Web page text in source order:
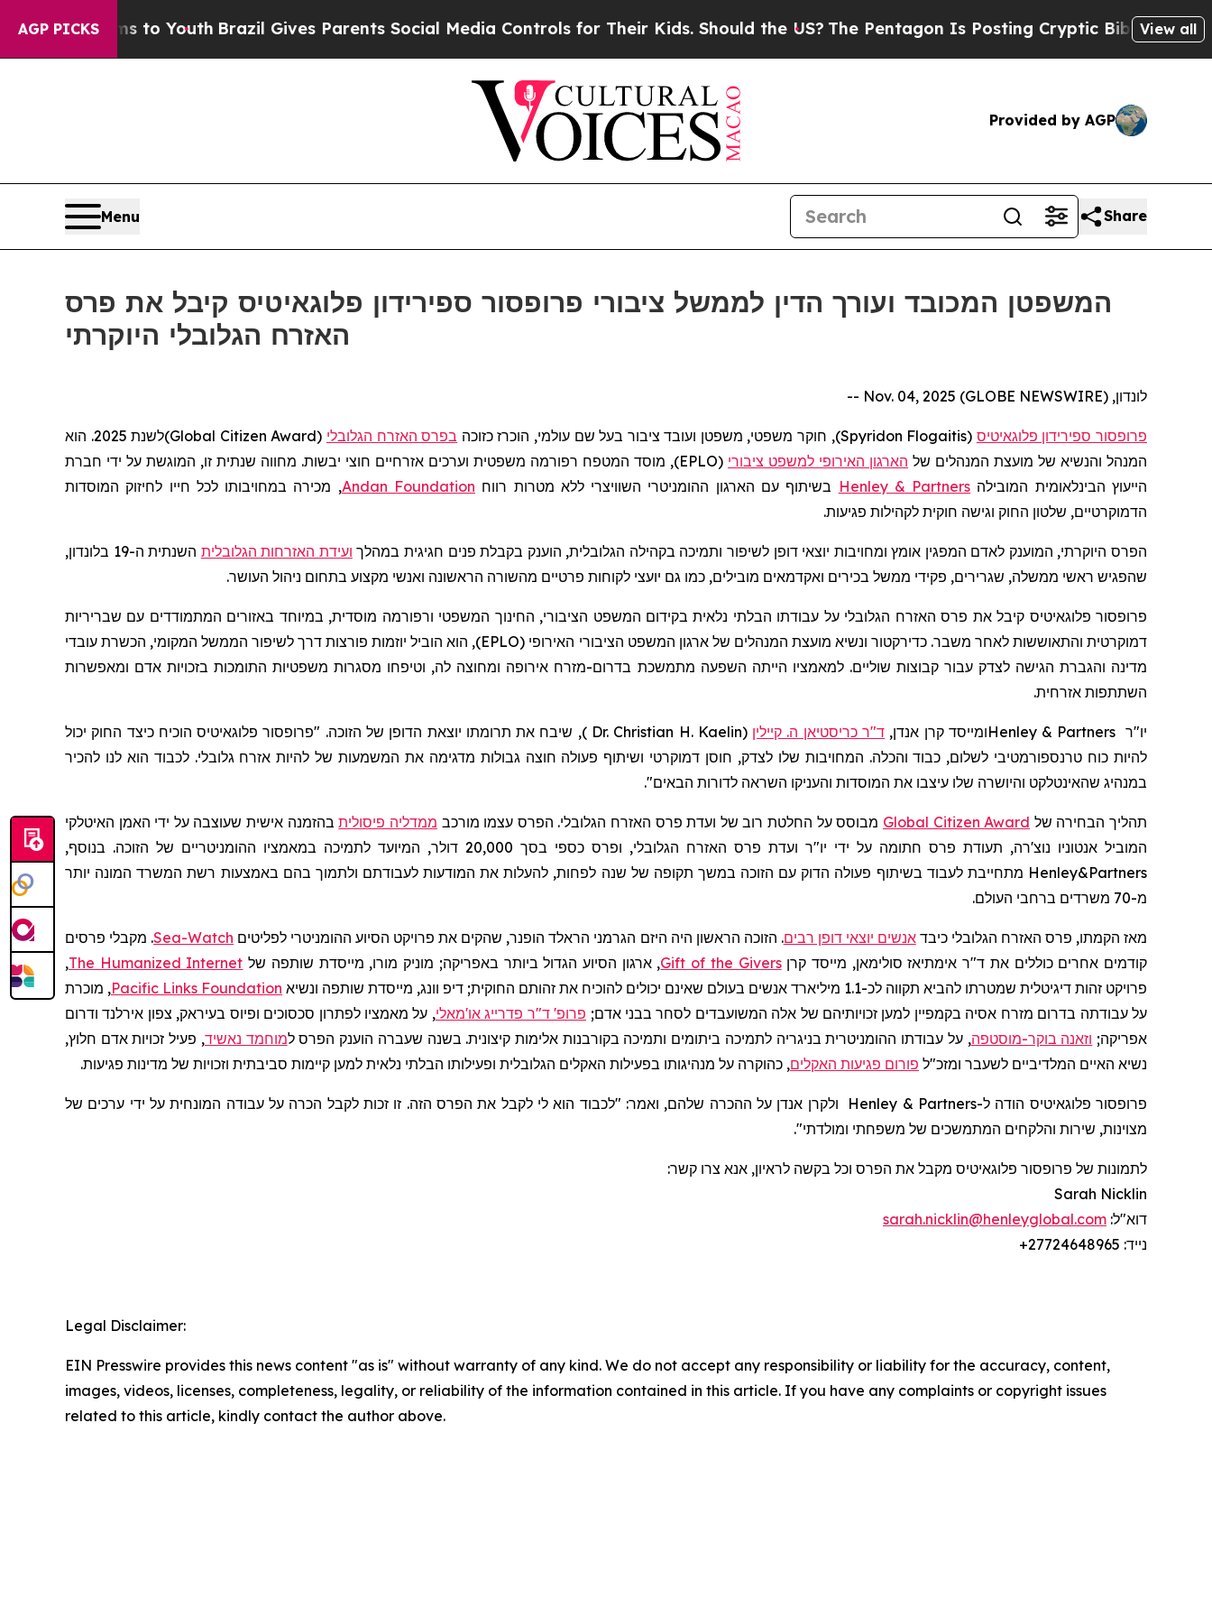
AGP PICKS
Harms to YouthBrazil Gives Parents Social Media Controls for Their Kids. Should the US? The Pentagon Is Posting Cryptic Biblical View all
Provided by AGP
Menu Share
המשפטן המכובד ועורך הדין לממשל ציבורי פרופסור ספירידון פלוגאיטיס קיבל את פרס
האזרח הגלובלי היוקרתי
לונדון, Nov. 04, 2025 (GLOBE NEWSWIRE) --
פרופסור ספירידון פלוגאיטיס (
Spyridon Flogaitis
), חוקר משפטי, משפטן ועובד ציבור בעל שם עולמי, הוכרז כזוכה בפרס האזרח הגלובלי (
Global Citizen Award
)
לשנת 2025. הוא
המנהל והנשיא של מועצת המנהלים של הארגון האירופי למשפט ציבורי
(EPLO), מוסד המטפח רפורמה משפטית וערכים אזרחיים חוצי יבשות. מחווה שנתית זו, המוגשת על ידי חברת
הייעוץ הבינלאומית המובילה Henley & Partners בשיתוף עם הארגון ההומניטרי השוויצרי ללא מטרות רווח Andan Foundation, מכירה במחויבותו לכל חייו לחיזוק המוסדות
הדמוקרטיים, שלטון החוק וגישה חוקית לקהילות פגיעות.
הפרס היוקרתי, המוענק לאדם המפגין אומץ ומחויבות יוצאי דופן לשיפור ותמיכה בקהילה הגלובלית, הוענק בקבלת פנים חגיגית במהלך ועידת האזרחות הגלובלית
השנתית ה-19 בלונדון,
שהפגיש ראשי ממשלה, שגרירים, פקידי ממשל בכירים ואקדמאים מובילים, כמו גם יועצי לקוחות פרטיים מהשורה הראשונה ואנשי מקצוע בתחום ניהול העושר.
פרופסור פלוגאיטיס קיבל את פרס האזרח הגלובלי על עבודתו הבלתי נלאית בקידום המשפט הציבורי, החינוך המשפטי ורפורמה מוסדית, במיוחד באזורים המתמודדים עם שבריריות
דמוקרטית והתאוששות לאחר משבר. כדירקטור ונשיא מועצת המנהלים של ארגון המשפט הציבורי האירופי (EPLO), הוא הוביל יוזמות פורצות דרך לשיפור הממשל המקומי, הכשרת עובדי
מדינה והגברת הגישה לצדק עבור קבוצות שוליים. למאמציו הייתה השפעה מתמשכת בדרום-מזרח אירופה ומחוצה לה, וטיפחו מסגרות משפטיות התומכות בזכויות אדם ומאפשרות
השתתפות אזרחית.
יו"ר Henley & Partnersומייסד קרן אנדן, ד"ר כריסטיאן ה. קיילין (
Dr. Christian H. Kaelin
)
, שיבח את תרומתו יוצאת הדופן של הזוכה. "פרופסור פלוגאיטיסהוכיח כיצד החוק יכול
להיות כוח טרנספורמטיבי לשלום, כבוד והכלה. המחויבות שלו לצדק, חוסן דמוקרטי ושיתוף פעולה חוצה גבולות מדגימה את המשמעות של להיות אזרח גלובלי. לכבוד הוא לנו להכיר
במנהיג שהאינטלקט והיושרה שלו עיצבו את המוסדות והעניקו השראה לדורות הבאים".
תהליך הבחירה של Global Citizen Award מבוסס על החלטת רוב של ועדת פרס האזרח הגלובלי. הפרס עצמו מורכב ממדליה פיסוליתבהזמנה אישית שעוצבה על ידי האמן האיטלקי
המוביל אנטוניו נוצ'רה, תעודת פרס חתומה על ידי יו"ר ועדת פרס האזרח הגלובלי, ופרס כספי בסך 20,000 דולר, המיועד לתמיכה במאמציו ההומניטריים של הזוכה. בנוסף,
Henley&Partners מתחייבת לעבוד בשיתוף פעולה הדוק עם הזוכה במשך תקופה של שנה לפחות, להעלות את המודעות לעבודתם ולתמוך בהם באמצעות רשת המשרד המונה יותר
מ-70 משרדים ברחבי העולם.
מאז הקמתו, פרס האזרח הגלובלי כיבדאנשים יוצאי דופן רבים. הזוכה הראשון היה היזם הגרמני הראלד הופנר, שהקים את פרויקט הסיוע ההומניטרי לפליטים Sea-Watch. מקבלי פרסים
קודמים אחרים כוללים את ד"ר אימתיאזסולימאן, מייסד קרןGift of the Givers, ארגון הסיוע הגדול ביותר באפריקה; מוניק מורו, מייסדת שותפה של The Humanized Internet
,
פרויקט זהות דיגיטלית שמטרתו להביא תקווה לכ-1.1 מיליארד אנשים בעולם שאינם יכולים להוכיח את זהותם החוקית; דיפ
וונג, מייסדת שותפה ונשיא Pacific Links Foundation, מוכרת
על עבודתה בדרום מזרח אסיה בקמפיין למען זכויותיהם של אלה המשועבדים לסחר בבני אדם; פרופ' ד"ר פדרייג או'מאלי, על מאמציו לפתרון סכסוכים ופיוס בעיראק, צפון אירלנד ודרום
אפריקה; וזאנה בוקר-מוסטפה, על עבודתו ההומניטרית בניגריה לתמיכה ביתומים ותמיכה בקורבנות אלימות קיצונית. בשנה שעברה הוענק הפרס למוחמד נאשיד, פעיל זכויות אדם חלוץ,
נשיא האיים המלדיביים לשעבר ומזכ"ל פורום פגיעות האקלים, כהוקרה על מנהיגותו בפעילות האקלים הגלובלית ופעילותו הבלתי נלאית למען קיימות סביבתית וזכויות של מדינות פגיעות.
פרופסור פלוגאיטיס הודה ל-Henley & Partners
ולקרן אנדן על ההכרה שלהם, ואמר: "לכבוד הוא לי לקבל את הפרס הזה. זו זכות לקבל הכרה על עבודה המונחית על ידי ערכים של
מצוינות, שירות והלקחים המתמשכים של משפחתי ומולדתי".
לתמונות של פרופסור פלוגאיטיס מקבל את הפרס וכל בקשה לראיון, אנא צרו קשר:
Sarah Nicklin
דוא"ל: sarah.nicklin@henleyglobal.com
נייד: +27724648965
Legal Disclaimer:
EIN Presswire provides this news content "as is" without warranty of any kind. We do not accept any responsibility or liability for the accuracy, content,
images, videos, licenses, completeness, legality, or reliability of the information contained in this article. If you have any complaints or copyright issues
related to this article, kindly contact the author above.